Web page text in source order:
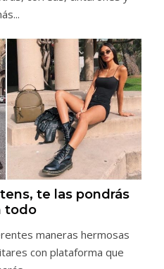
te las pondrás
todo
maneras hermosas
con plataforma que